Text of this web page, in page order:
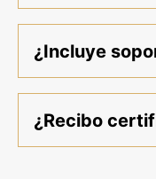
¿Incluye
¿Recibo